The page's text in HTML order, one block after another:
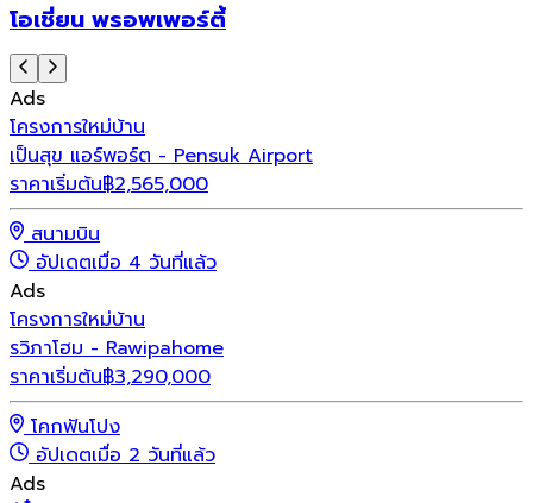
โอเชี่ยน พรอพเพอร์ตี้
Ads
โครงการใหม่บ้าน
เป็นสุข แอร์พอร์ต - Pensuk Airport
ราคาเริ่มต้น฿2,565,000
สนามบิน
อัปเดตเมื่อ 4 วันที่แล้ว
Ads
โครงการใหม่บ้าน
รวิภาโฮม - Rawipahome
ราคาเริ่มต้น฿3,290,000
โคกฟันโปง
อัปเดตเมื่อ 2 วันที่แล้ว
Ads